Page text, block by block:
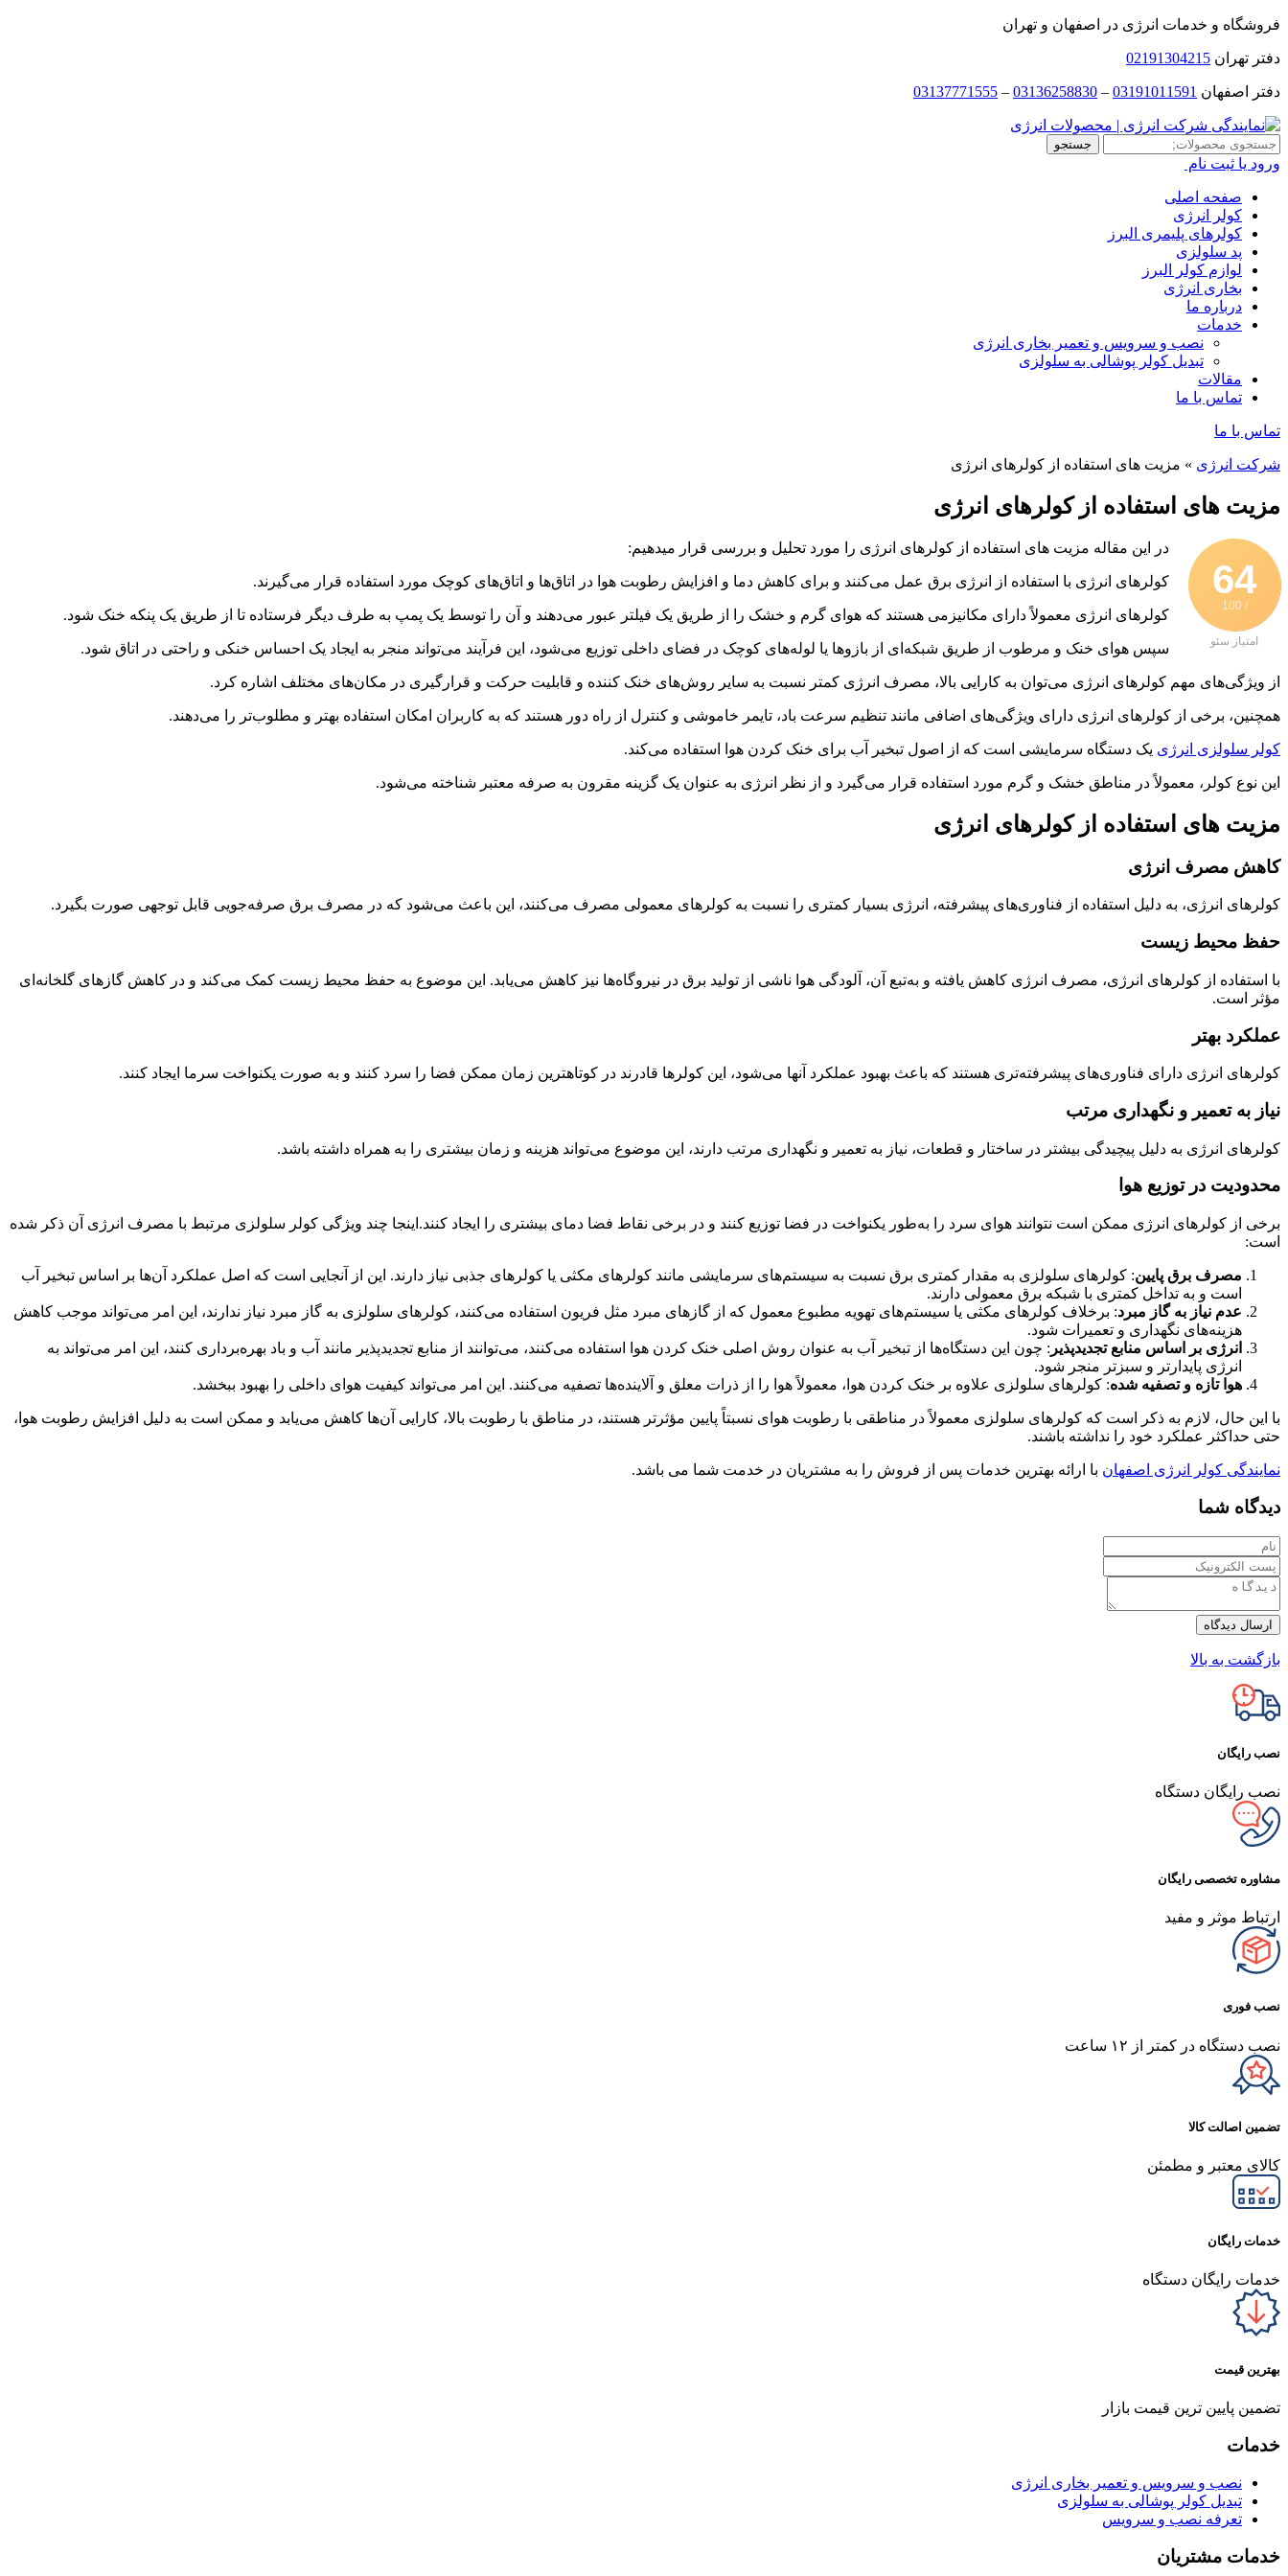
فروشگاه و خدمات انرژی در اصفهان و تهران
دفتر تهران 02191304215
دفتر اصفهان 03191011591
–
03136258830
–
03137771555
جستجو
برای:
جستجو
ورود یا ثبت نام
صفحه اصلی
کولر انرژی
کولرهای پلیمری البرز
پد سلولزی
لوازم کولر البرز
بخاری انرژی
درباره ما
خدمات
نصب و سرویس و تعمیر بخاری انرژی
تبدیل کولر پوشالی به سلولزی
مقالات
تماس با ما
تماس با ما
شرکت انرژی » مزیت‌ های استفاده از کولرهای انرژی
مزیت‌ های استفاده از کولرهای انرژی
64
/ 100
امتیاز سئو
در این مقاله مزیت‌ های استفاده از کولرهای انرژی را مورد تحلیل و بررسی قرار میدهیم:
کولرهای انرژی با استفاده از انرژی برق عمل می‌کنند و برای کاهش دما و افزایش رطوبت هوا در اتاق‌ها و اتاق‌های کوچک مورد استفاده قرار می‌گیرند.
کولرهای انرژی معمولاً دارای مکانیزمی هستند که هوای گرم و خشک را از طریق یک فیلتر عبور می‌دهند و آن را توسط یک پمپ به طرف دیگر فرستاده تا از طریق یک پنکه خنک شود.
سپس هوای خنک و مرطوب از طریق شبکه‌ای از بازوها یا لوله‌های کوچک در فضای داخلی توزیع می‌شود، این فرآیند می‌تواند منجر به ایجاد یک احساس خنکی و راحتی در اتاق شود.
از ویژگی‌های مهم کولرهای انرژی می‌توان به کارایی بالا، مصرف انرژی کمتر نسبت به سایر روش‌های خنک کننده و قابلیت حرکت و قرارگیری در مکان‌های مختلف اشاره کرد.
همچنین، برخی از کولرهای انرژی دارای ویژگی‌های اضافی مانند تنظیم سرعت باد، تایمر خاموشی و کنترل از راه دور هستند که به کاربران امکان استفاده بهتر و مطلوب‌تر را می‌دهند.
کولر سلولزی انرژی یک دستگاه سرمایشی است که از اصول تبخیر آب برای خنک کردن هوا استفاده می‌کند.
این نوع کولر، معمولاً در مناطق خشک و گرم مورد استفاده قرار می‌گیرد و از نظر انرژی به عنوان یک گزینه مقرون به صرفه معتبر شناخته می‌شود.
مزیت‌ های استفاده از کولرهای انرژی
کاهش مصرف انرژی
کولرهای انرژی، به دلیل استفاده از فناوری‌های پیشرفته، انرژی بسیار کمتری را نسبت به کولرهای معمولی مصرف می‌کنند، این باعث می‌شود که در مصرف برق صرفه‌جویی قابل توجهی صورت بگیرد.
حفظ محیط زیست
با استفاده از کولرهای انرژی، مصرف انرژی کاهش یافته و به‌تبع آن، آلودگی هوا ناشی از تولید برق در نیروگاه‌ها نیز کاهش می‌یابد. این موضوع به حفظ محیط زیست کمک می‌کند و در کاهش گازهای گلخانه‌ای
مؤثر است.
عملکرد بهتر
کولرهای انرژی دارای فناوری‌های پیشرفته‌تری هستند که باعث بهبود عملکرد آنها می‌شود، این کولرها قادرند در کوتاهترین زمان ممکن فضا را سرد کنند و به صورت یکنواخت سرما ایجاد کنند.
نیاز به تعمیر و نگهداری مرتب
کولرهای انرژی به دلیل پیچیدگی بیشتر در ساختار و قطعات، نیاز به تعمیر و نگهداری مرتب دارند، این موضوع می‌تواند هزینه و زمان بیشتری را به همراه داشته باشد.
محدودیت در توزیع هوا
برخی از کولرهای انرژی ممکن است نتوانند هوای سرد را به‌طور یکنواخت در فضا توزیع کنند و در برخی نقاط فضا دمای بیشتری را ایجاد کنند.اینجا چند ویژگی کولر سلولزی مرتبط با مصرف انرژی آن ذکر شده
است:
مصرف برق پایین: کولرهای سلولزی به مقدار کمتری برق نسبت به سیستم‌های سرمایشی مانند کولرهای مکثی یا کولرهای جذبی نیاز دارند. این از آنجایی است که اصل عملکرد آن‌ها بر اساس تبخیر آب
است و به تداخل کمتری با شبکه برق معمولی دارند.
عدم نیاز به گاز مبرد: برخلاف کولرهای مکثی یا سیستم‌های تهویه مطبوع معمول که از گازهای مبرد مثل فریون استفاده می‌کنند، کولرهای سلولزی به گاز مبرد نیاز ندارند، این امر می‌تواند موجب کاهش
هزینه‌های نگهداری و تعمیرات شود.
انرژی بر اساس منابع تجدیدپذیر : چون این دستگاه‌ها از تبخیر آب به عنوان روش اصلی خنک کردن هوا استفاده می‌کنند، می‌توانند از منابع تجدیدپذیر مانند آب و باد بهره‌برداری کنند، این امر می‌تواند به
انرژی پایدارتر و سبز‌تر منجر شود.
هوا تازه و تصفیه شده: کولرهای سلولزی علاوه بر خنک کردن هوا، معمولاً هوا را از ذرات معلق و آلاینده‌ها تصفیه می‌کنند. این امر می‌تواند کیفیت هوای داخلی را بهبود ببخشد.
با این حال، لازم به ذکر است که کولرهای سلولزی معمولاً در مناطقی با رطوبت هوای نسبتاً پایین مؤثرتر هستند، در مناطق با رطوبت بالا، کارایی آن‌ها کاهش می‌یابد و ممکن است به دلیل افزایش رطوبت هوا،
حتی حداکثر عملکرد خود را نداشته باشند.
نمایندگی کولر انرژی اصفهان با ارائه بهترین خدمات پس از فروش را به مشتریان در خدمت شما می باشد.
دیدگاه شما
ارسال دیدگاه
بازگشت به بالا
نصب رایگان
نصب رایگان دستگاه
مشاوره تخصصی رایگان
ارتباط موثر و مفید
نصب فوری
نصب دستگاه در کمتر از ۱۲ ساعت
تضمین اصالت کالا
کالای معتبر و مطمئن
خدمات رایگان
خدمات رایگان دستگاه
بهترین قیمت
تضمین پایین ترین قیمت بازار
خدمات
نصب و سرویس و تعمیر بخاری انرژی
تبدیل کولر پوشالی به سلولزی
تعرفه نصب و سرویس
خدمات مشتریان